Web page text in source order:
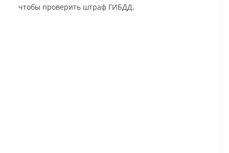
чтобы проверить штраф ГИБДД.